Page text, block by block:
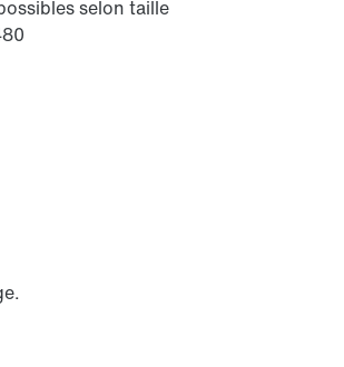
selon taille